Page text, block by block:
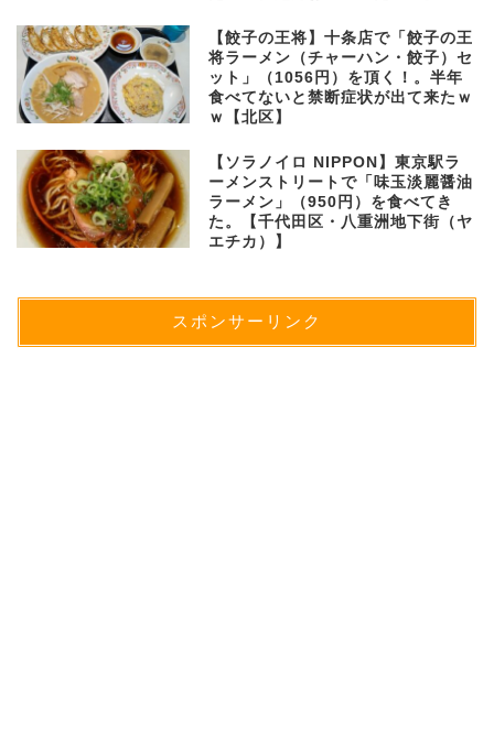
【餃子の王将】十条店で「餃子の王
将ラーメン（チャーハン・餃子）セ
ット」（1056円）を頂く！。半年
食べてないと禁断症状が出て来たｗ
ｗ【北区】
【ソラノイロ NIPPON】東京駅ラ
ーメンストリートで「味玉淡麗醤油
ラーメン」（950円）を食べてき
た。【千代田区・八重洲地下街（ヤ
エチカ）】
スポンサーリンク